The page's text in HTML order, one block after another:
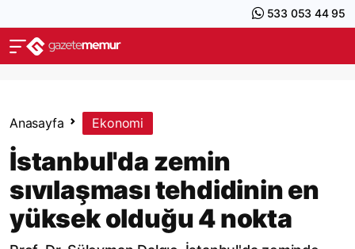
533 053 44 95
Anasayfa Ekonomi
İstanbul'da zemin
sıvılaşması tehdidinin en
yüksek olduğu 4 nokta